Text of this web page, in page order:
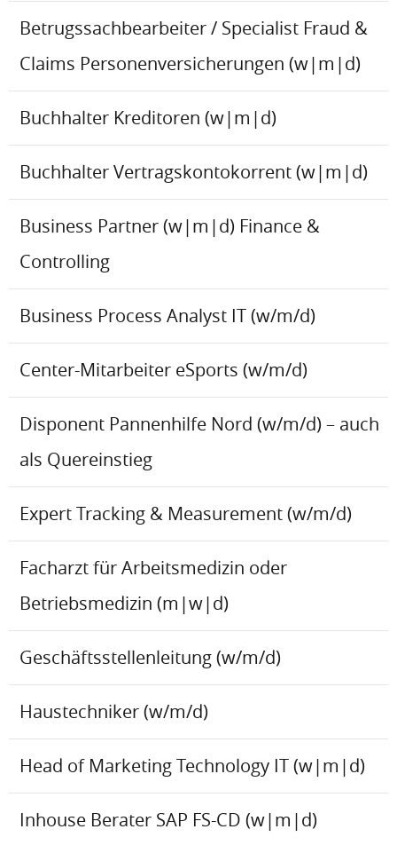
Betrugssachbearbeiter / Specialist Fraud &
Claims Personenversicherungen (w|m|d)
Buchhalter Kreditoren (w|m|d)
Buchhalter Vertragskontokorrent (w|m|d)
Business Partner (w|m|d) Finance &
Controlling
Business Process Analyst IT (w/m/d)
Center-Mitarbeiter eSports (w/m/d)
Disponent Pannenhilfe Nord (w/m/d) – auch
als Quereinstieg
Expert Tracking & Measurement (w/m/d)
Facharzt für Arbeitsmedizin oder
Betriebsmedizin (m|w|d)
Geschäftsstellenleitung (w/m/d)
Haustechniker (w/m/d)
Head of Marketing Technology IT (w|m|d)
Inhouse Berater SAP FS-CD (w|m|d)